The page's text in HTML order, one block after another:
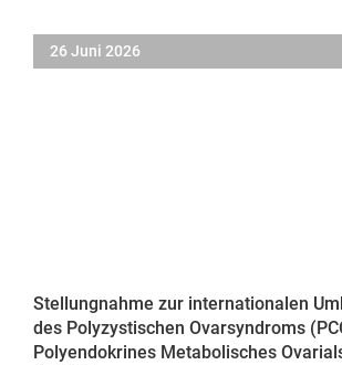
26 Juni 2026
Stellungnahme zur internationalen
des Polyzystischen Ovarsyndroms
Polyendokrines Metabolisches